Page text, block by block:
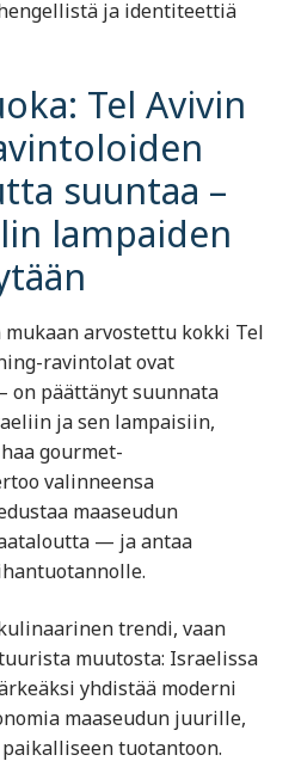
ja identiteettiä
Tel Avivin
suuntaa –
lampaiden
arvostettu kokki Tel
ravintolat ovat
on päättänyt suunnata
ja sen lampaisiin,
gourmet-
valinneensa
maaseudun
— ja antaa
trendi, vaan
muutosta: Israelissa
yhdistää moderni
maaseudun juurille,
tuotantoon.